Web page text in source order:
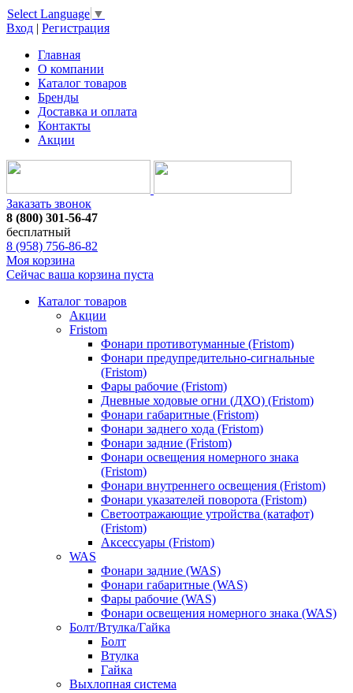
Select Language ▼
Вход | Регистрация
Главная
О компании
Каталог товаров
Бренды
Доставка и оплата
Контакты
Акции
Заказать звонок
8 (800) 301-56-47
бесплатный
8 (958) 756-86-82
Моя корзина
Сейчас ваша корзина пуста
Каталог товаров
Акции
Fristom
Фонари противотуманные (Fristom)
Фонари предупредительно-сигнальные
(Fristom)
Фары рабочие (Fristom)
Дневные ходовые огни (ДХО) (Fristom)
Фонари габаритные (Fristom)
Фонари заднего хода (Fristom)
Фонари задние (Fristom)
Фонари освещения номерного знака
(Fristom)
Фонари внутреннего освещения (Fristom)
Фонари указателей поворота (Fristom)
Светоотражающие утройства (катафот)
(Fristom)
Аксессуары (Fristom)
WAS
Фонари задние (WAS)
Фонари габаритные (WAS)
Фары рабочие (WAS)
Фонари освещения номерного знака (WAS)
Болт/Втулка/Гайка
Болт
Втулка
Гайка
Выхлопная система